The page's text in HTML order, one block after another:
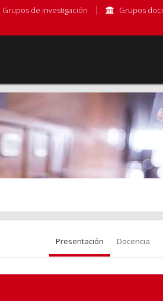
Grupos de investigación Grupos
Presentación Docencia